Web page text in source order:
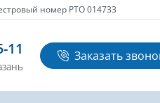
номер РТО 014733
11 Заказать